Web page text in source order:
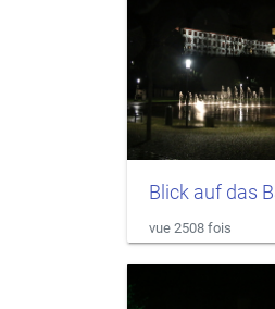
vue 2508 fois